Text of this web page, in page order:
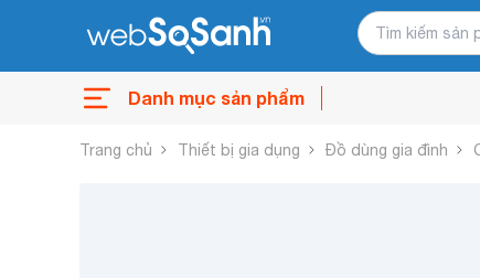
Danh mục sản phẩm
Trang chủ Thiết bị gia dụng Đồ dùng gia đình